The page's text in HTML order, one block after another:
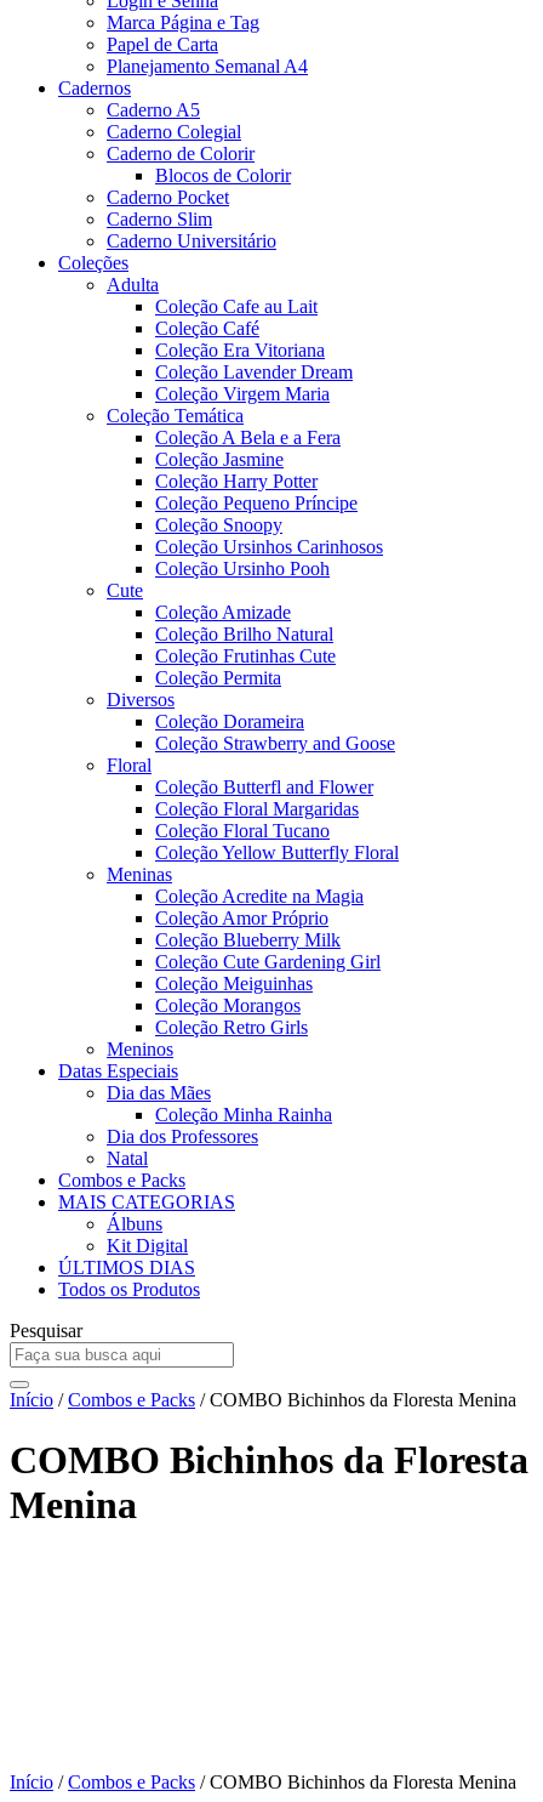
Marca Página e Tag
Papel de Carta
Planejamento Semanal A4
Cadernos
Caderno A5
Caderno Colegial
Caderno de Colorir
Blocos de Colorir
Caderno Pocket
Caderno Slim
Caderno Universitário
Coleções
Adulta
Coleção Cafe au Lait
Coleção Café
Coleção Era Vitoriana
Coleção Lavender Dream
Coleção Virgem Maria
Coleção Temática
Coleção A Bela e a Fera
Coleção Jasmine
Coleção Harry Potter
Coleção Pequeno Príncipe
Coleção Snoopy
Coleção Ursinhos Carinhosos
Coleção Ursinho Pooh
Cute
Coleção Amizade
Coleção Brilho Natural
Coleção Frutinhas Cute
Coleção Permita
Diversos
Coleção Dorameira
Coleção Strawberry and Goose
Floral
Coleção Butterfl and Flower
Coleção Floral Margaridas
Coleção Floral Tucano
Coleção Yellow Butterfly Floral
Meninas
Coleção Acredite na Magia
Coleção Amor Próprio
Coleção Blueberry Milk
Coleção Cute Gardening Girl
Coleção Meiguinhas
Coleção Morangos
Coleção Retro Girls
Meninos
Datas Especiais
Dia das Mães
Coleção Minha Rainha
Dia dos Professores
Natal
Combos e Packs
MAIS CATEGORIAS
Álbuns
Kit Digital
ÚLTIMOS DIAS
Todos os Produtos
Pesquisar
Início /Combos e Packs / COMBO Bichinhos da Floresta Menina
COMBO Bichinhos da Floresta
Menina
Início /Combos e Packs / COMBO Bichinhos da Floresta Menina